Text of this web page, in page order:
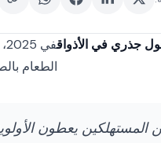
جذري في الأذواق
الطعام
المستهلكين يعطون